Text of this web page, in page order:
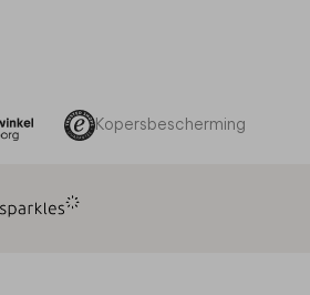
Kopersbescherming